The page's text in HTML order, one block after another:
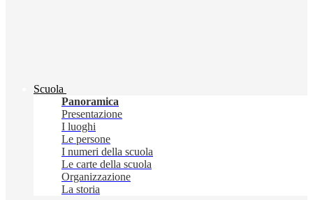
Scuola
Panoramica
Presentazione
I luoghi
Le persone
I numeri della scuola
Le carte della scuola
Organizzazione
La storia